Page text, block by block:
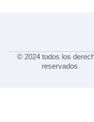
© 2024 todos los
reservados